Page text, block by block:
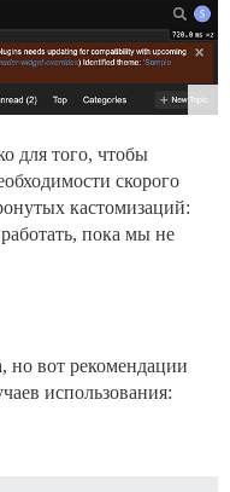
для того, чтобы
скорого
кастомизаций:
пока мы не
но вот рекомендации
использования: